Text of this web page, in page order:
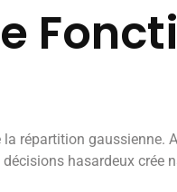
répartition
hasardeux